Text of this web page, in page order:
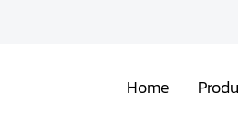
Home